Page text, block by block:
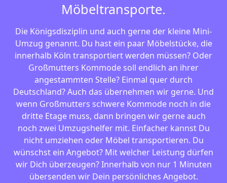
Möbeltransporte.
Die Königsdisziplin und auch gerne der kleine Mini-
Umzug genannt. Du hast ein paar Möbelstücke, die
innerhalb Köln transportiert werden müssen? Oder
Großmutters Kommode soll endlich an ihrer
angestammten Stelle? Einmal quer durch
Deutschland? Auch das übernehmen wir gerne. Und
wenn Großmutters schwere Kommode noch in die
dritte Etage muss, dann bringen wir gerne auch
noch zwei Umzugshelfer mit. Einfacher kannst Du
nicht umziehen oder Möbel transportieren. Du
wünschst ein Angebot? Mit welcher Leistung dürfen
wir Dich überzeugen? Innerhalb von nur 1 Minuten
übersenden wir Dein persönliches Angebot.